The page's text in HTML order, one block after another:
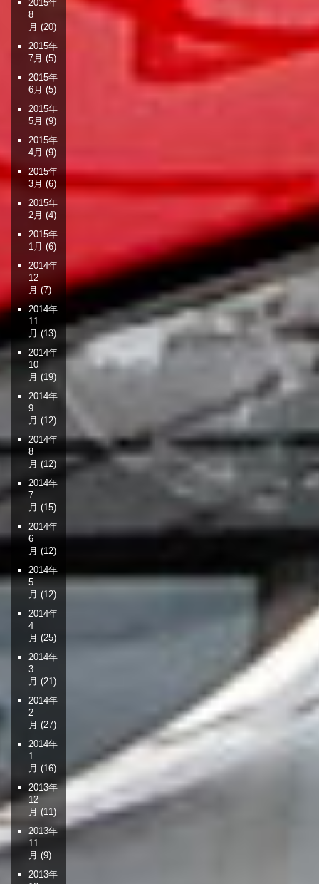
2015年
8
月 (20)
2015年
7月 (5)
2015年
6月 (5)
2015年
5月 (9)
2015年
4月 (9)
2015年
3月 (6)
2015年
2月 (4)
2015年
1月 (6)
2014年
12
月 (7)
2014年
11
月 (13)
2014年
10
月 (19)
2014年
9
月 (12)
2014年
8
月 (12)
2014年
7
月 (15)
2014年
6
月 (12)
2014年
5
月 (12)
2014年
4
月 (25)
2014年
3
月 (21)
2014年
2
月 (27)
2014年
1
月 (16)
2013年
12
月 (11)
2013年
11
月 (9)
2013年